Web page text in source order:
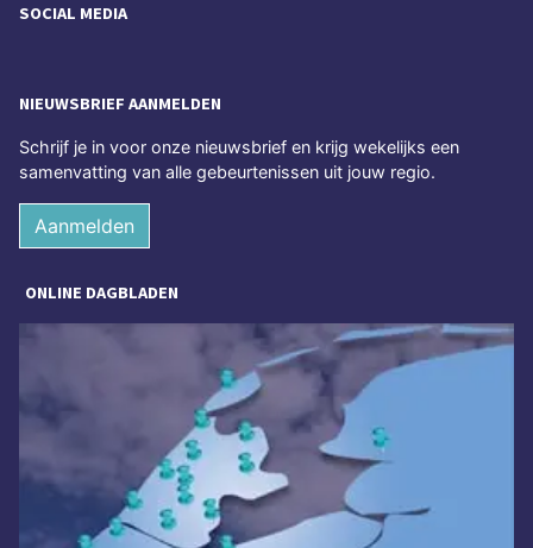
SOCIAL MEDIA
NIEUWSBRIEF AANMELDEN
Schrijf je in voor onze nieuwsbrief en krijg wekelijks een
samenvatting van alle gebeurtenissen uit jouw regio.
Aanmelden
ONLINE DAGBLADEN